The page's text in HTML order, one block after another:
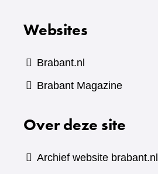
Websites
Brabant.nl
Brabant Magazine(verwijst
een
website)
Over deze site
Archief website brabant.nl